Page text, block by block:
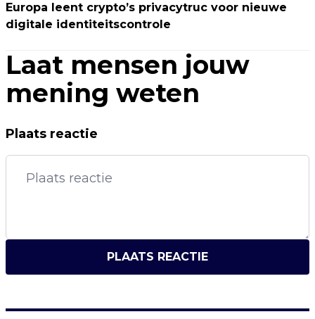
Europa leent crypto’s privacytruc voor nieuwe
digitale identiteitscontrole
Laat mensen jouw
mening weten
Plaats reactie
PLAATS REACTIE